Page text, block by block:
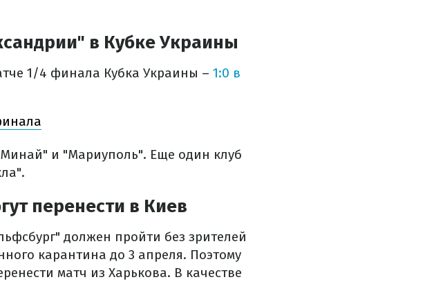
в Кубке Украины
1/4 финала Кубка Украины – 1:0 в
и "Мариуполь". Еще один клуб
перенести в Киев
должен пройти без зрителей
карантина до 3 апреля. Поэтому
матч из Харькова. В качестве